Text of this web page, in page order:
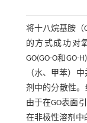
将十八烷基胺（
的方式成功对
GO(GO-O和
（水、甲苯）
剂中的分散性。
由于在GO表面
在非极性溶剂中